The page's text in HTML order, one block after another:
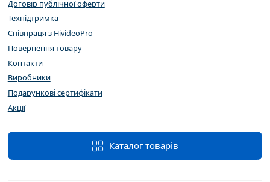
Договір публічної оферти
Техпідтримка
Співпраця з HivideoPro
Повернення товару
Контакти
Виробники
Подарункові сертифікати
Акції
Каталог товарів